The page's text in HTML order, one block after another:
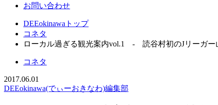
お問い合わせ
DEEokinawaトップ
コネタ
ローカル過ぎる観光案内vol.1 - 読谷村初のJリーガー
コネタ
2017.06.01
DEEokinawa(でぃーおきなわ)編集部